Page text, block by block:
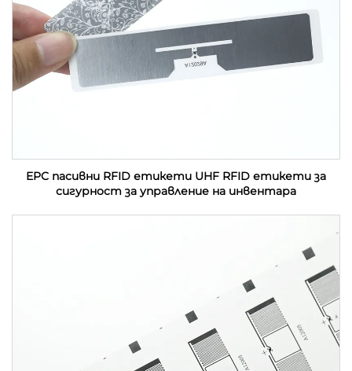
EPC пасивни RFID етикети UHF RFID етикети за
сигурност за управление на инвентара